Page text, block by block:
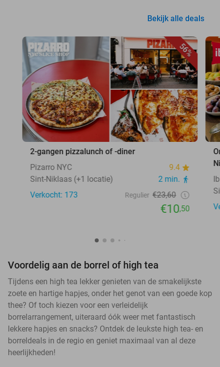
Bekijk alle deals
56%
2-gangen pizzalunch of -diner
Pizarro NYC
9.4
Sint-Niklaas (+1 locatie)
2 min.
Verkocht: 173
Regulier €23,60
€10,50
Voordelig aan de borrel of high tea
Tijdens een high tea lekker genieten van de smakelijkste
zoete en hartige hapjes, onder het genot van een goede kop
thee? Of toch kiezen voor een verleidelijk
borrelarrangement, uiteraard óók weer met fantastisch
lekkere hapjes en snacks? Ontdek de leukste high tea- en
borreldeals in de regio en geniet maximaal van al deze
heerlijkheden!